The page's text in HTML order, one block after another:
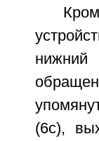
нижний
(6с),